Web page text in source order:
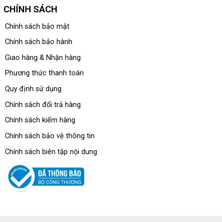
CHÍNH SÁCH
Chính sách bảo mật
Chính sách bảo hành
Giao hàng & Nhận hàng
Phương thức thanh toán
Quy định sử dụng
Chính sách đổi trả hàng
Chính sách kiểm hàng
Chính sách bảo vệ thông tin
Chính sách biên tập nội dung